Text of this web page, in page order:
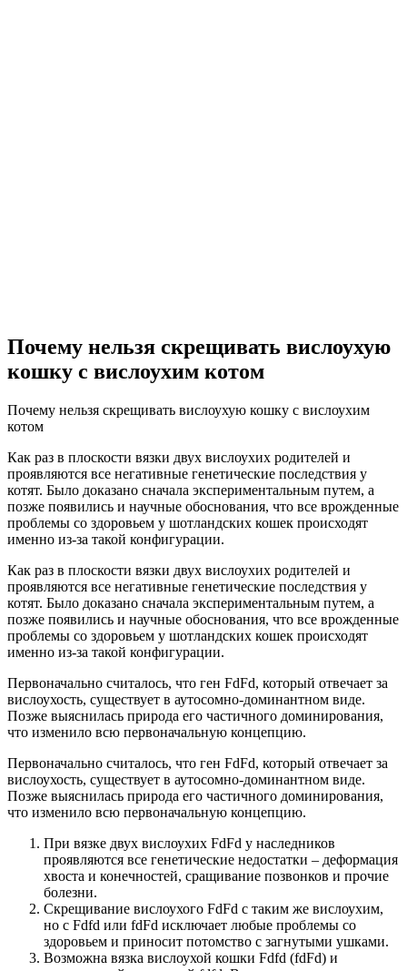
Почему нельзя скрещивать вислоухую
кошку с вислоухим котом
Почему нельзя скрещивать вислоухую кошку с вислоухим
котом
Как раз в плоскости вязки двух вислоухих родителей и
проявляются все негативные генетические последствия у
котят. Было доказано сначала экспериментальным путем, а
позже появились и научные обоснования, что все врожденные
проблемы со здоровьем у шотландских кошек происходят
именно из-за такой конфигурации.
Как раз в плоскости вязки двух вислоухих родителей и
проявляются все негативные генетические последствия у
котят. Было доказано сначала экспериментальным путем, а
позже появились и научные обоснования, что все врожденные
проблемы со здоровьем у шотландских кошек происходят
именно из-за такой конфигурации.
Первоначально считалось, что ген FdFd, который отвечает за
вислоухость, существует в аутосомно-доминантном виде.
Позже выяснилась природа его частичного доминирования,
что изменило всю первоначальную концепцию.
Первоначально считалось, что ген FdFd, который отвечает за
вислоухость, существует в аутосомно-доминантном виде.
Позже выяснилась природа его частичного доминирования,
что изменило всю первоначальную концепцию.
При вязке двух вислоухих FdFd у наследников
проявляются все генетические недостатки – деформация
хвоста и конечностей, сращивание позвонков и прочие
болезни.
Скрещивание вислоухого FdFd с таким же вислоухим,
но с Fdfd или fdFd исключает любые проблемы со
здоровьем и приносит потомство с загнутыми ушками.
Возможна вязка вислоухой кошки Fdfd (fdFd) и